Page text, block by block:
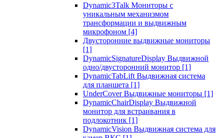
Dynamic3Talk Мониторы с
уникальным механизмом
трансформации и выдвижным
микрофоном [4]
Двусторонние выдвижные мониторы
[1]
DynamicSignatureDisplay Выдвижной
одно/двусторонний монитор [1]
DynamicTabLift Выдвижная система
для планшета [1]
UnderCover Выдвижные мониторы [1]
DynamicChairDisplay Выдвижной
монитор для встраивания в
подлокотник [1]
DynamicVision Выдвижная система для